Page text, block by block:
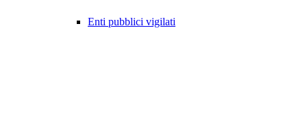
Enti pubblici vigilati